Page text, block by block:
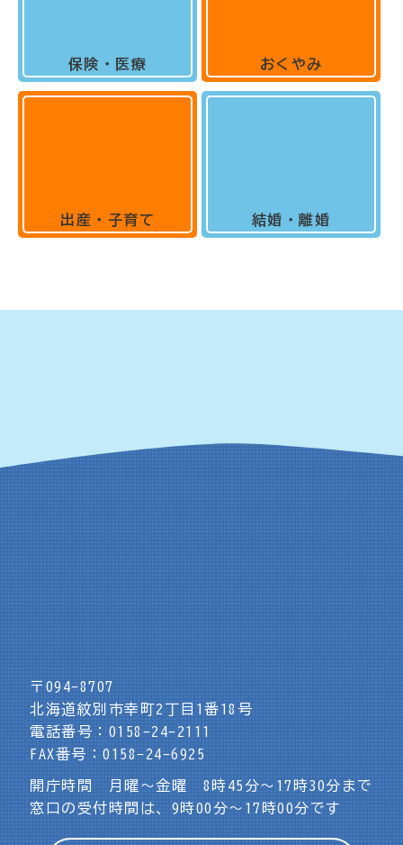
保険・医療
出産・子育て
おくやみ
結婚・離婚
〒094-8707
北海道紋別市幸町2丁目1番18号
電話番号：0158-24-2111
FAX番号：0158-24-6925
開庁時間 月曜～金曜 8時45分～17時30分まで
窓口の受付時間は、9時00分～17時00分です